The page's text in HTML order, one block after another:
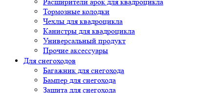
Тормозные колодки
Чехлы для квадроцикла
Канистры для квадроцикла
Универсальный продукт
Прочие аксессуары
Для снегоходов
Багажник для снегохода
Бампер для снегохода
Защита для снегохода